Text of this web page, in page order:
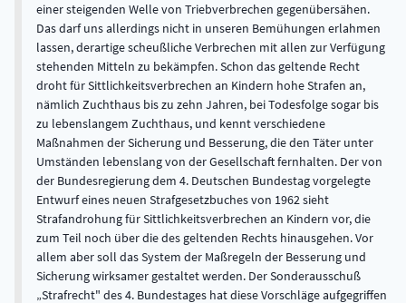
einer steigenden Welle von Triebverbrechen gegenübersähen.
Das darf uns allerdings nicht in unseren Bemühungen erlahmen
lassen, derartige scheußliche Verbrechen mit allen zur Verfügung
stehenden Mitteln zu bekämpfen. Schon das geltende Recht
droht für Sittlichkeitsverbrechen an Kindern hohe Strafen an,
nämlich Zuchthaus bis zu zehn Jahren, bei Todesfolge sogar bis
zu lebenslangem Zuchthaus, und kennt verschiedene
Maßnahmen der Sicherung und Besserung, die den Täter unter
Umständen lebenslang von der Gesellschaft fernhalten. Der von
der Bundesregierung dem 4. Deutschen Bundestag vorgelegte
Entwurf eines neuen Strafgesetzbuches von 1962 sieht
Strafandrohung für Sittlichkeitsverbrechen an Kindern vor, die
zum Teil noch über die des geltenden Rechts hinausgehen. Vor
allem aber soll das System der Maßregeln der Besserung und
Sicherung wirksamer gestaltet werden. Der Sonderausschuß
„Strafrecht" des 4. Bundestages hat diese Vorschläge aufgegriffen